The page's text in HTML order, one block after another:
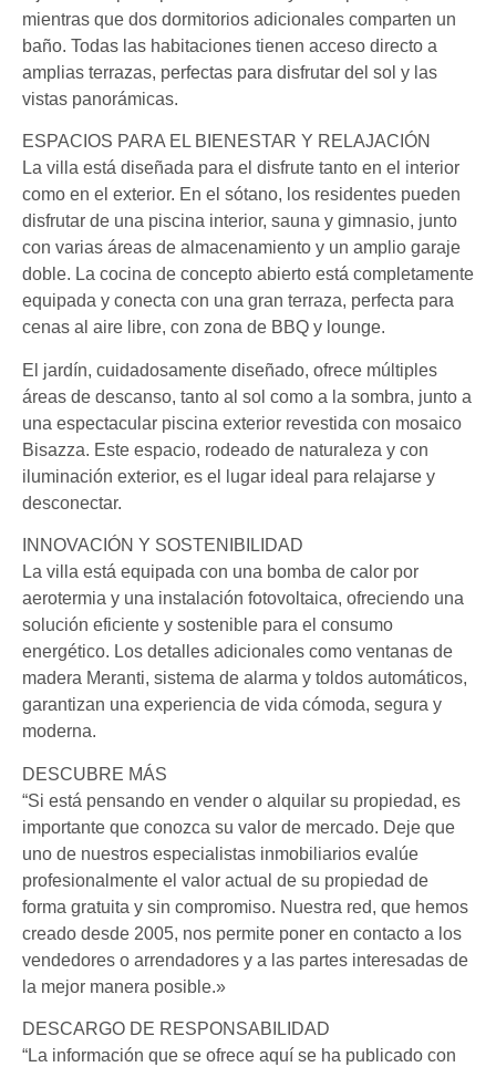
mientras que dos dormitorios adicionales comparten un
baño. Todas las habitaciones tienen acceso directo a
amplias terrazas, perfectas para disfrutar del sol y las
vistas panorámicas.
ESPACIOS PARA EL BIENESTAR Y RELAJACIÓN
La villa está diseñada para el disfrute tanto en el interior
como en el exterior. En el sótano, los residentes pueden
disfrutar de una piscina interior, sauna y gimnasio, junto
con varias áreas de almacenamiento y un amplio garaje
doble. La cocina de concepto abierto está completamente
equipada y conecta con una gran terraza, perfecta para
cenas al aire libre, con zona de BBQ y lounge.
El jardín, cuidadosamente diseñado, ofrece múltiples
áreas de descanso, tanto al sol como a la sombra, junto a
una espectacular piscina exterior revestida con mosaico
Bisazza. Este espacio, rodeado de naturaleza y con
iluminación exterior, es el lugar ideal para relajarse y
desconectar.
INNOVACIÓN Y SOSTENIBILIDAD
La villa está equipada con una bomba de calor por
aerotermia y una instalación fotovoltaica, ofreciendo una
solución eficiente y sostenible para el consumo
energético. Los detalles adicionales como ventanas de
madera Meranti, sistema de alarma y toldos automáticos,
garantizan una experiencia de vida cómoda, segura y
moderna.
DESCUBRE MÁS
“Si está pensando en vender o alquilar su propiedad, es
importante que conozca su valor de mercado. Deje que
uno de nuestros especialistas inmobiliarios evalúe
profesionalmente el valor actual de su propiedad de
forma gratuita y sin compromiso. Nuestra red, que hemos
creado desde 2005, nos permite poner en contacto a los
vendedores o arrendadores y a las partes interesadas de
la mejor manera posible.»
DESCARGO DE RESPONSABILIDAD
“La información que se ofrece aquí se ha publicado con